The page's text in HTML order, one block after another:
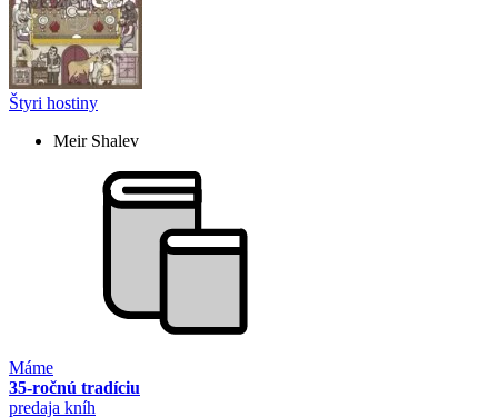
Štyri hostiny
Meir Shalev
Máme
35-ročnú tradíciu
predaja kníh